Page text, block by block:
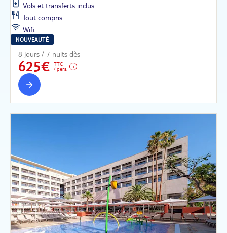
Vols et transferts inclus
Tout compris
Wifi
NOUVEAUTÉ
8 jours / 7 nuits dès
625€
TTC
/ pers.